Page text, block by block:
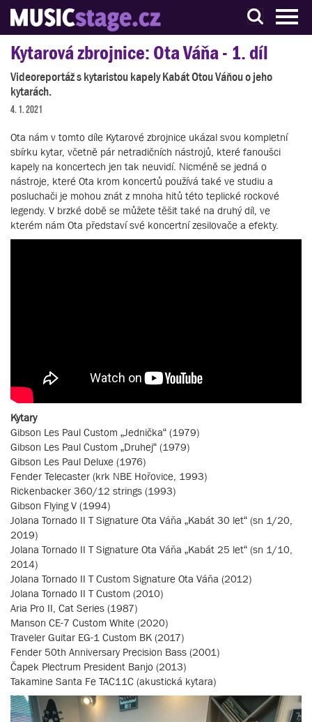
S muzikanty pro muzikanty
Kytarová zbrojnice: Ota Váňa - 1. díl
Videoreportáž s kytaristou kapely Kabát Otou Váňou o jeho
kytarách.
4. 1. 2021
Ota nám v tomto díle Kytarové zbrojnice ukázal svou kompletní
sbírku kytar, včetně pár netradičních nástrojů, které fanoušci
kapely na koncertech jen tak neuvidí. Nicméně se jedná o
nástroje, které Ota krom koncertů používá také ve studiu a
posluchači je mohou znát z mnoha hitů této teplické rockové
legendy. V brzké době se můžete těšit také na druhý díl, ve
kterém nám Ota představí své koncertní zesilovače a efekty.
Kytary
Gibson Les Paul Custom „Jednička“ (1979)
Gibson Les Paul Custom „Druhej“ (1979)
Gibson Les Paul Deluxe (1976)
Fender Telecaster (krk NBE Hořovice, 1993)
Rickenbacker 360/12 strings (1993)
Gibson Flying V (1994)
Jolana Tornado II T Signature Ota Váňa „Kabát 30 let“ (sn 1/20,
2019)
Jolana Tornado II T Signature Ota Váňa „Kabát 25 let“ (sn 1/10,
2014)
Jolana Tornado II T Custom Signature Ota Váňa (2012)
Jolana Tornado II T Custom (2010)
Aria Pro II, Cat Series (1987)
Manson CE-7 Custom White (2020)
Traveler Guitar EG-1 Custom BK (2017)
Fender 50th Anniversary Precision Bass (2001)
Čapek Plectrum President Banjo (2013)
Takamine Santa Fe TAC11C (akustická kytara)